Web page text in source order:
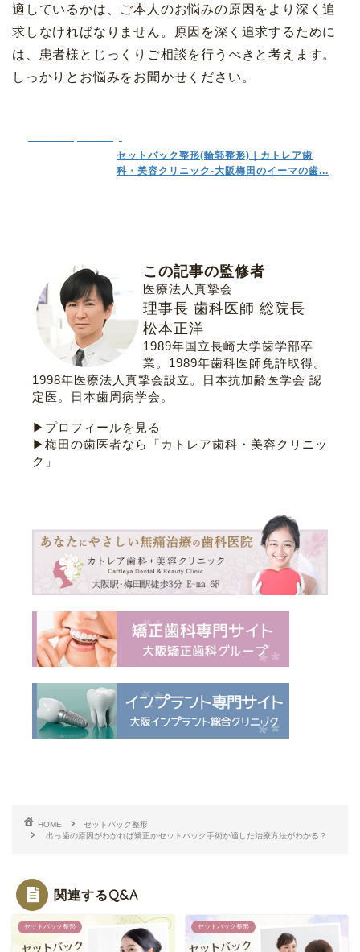
適しているかは、ご本人のお悩みの原因をより深く追
求しなければなりません。原因を深く追求するために
は、患者様とじっくりご相談を行うべきと考えます。
しっかりとお悩みをお聞かせください。
セットバック整形(輪郭整形)｜カトレア歯
科・美容クリニック-大阪梅田のイーマの歯...
この記事の監修者
医療法人真摯会
理事長 歯科医師 総院長
松本正洋
1989年国立長崎大学歯学部卒
業。1989年歯科医師免許取得。
1998年医療法人真摯会設立。
日本抗加齢医学会 認
定医 。 日本歯周病学会 。
▶プロフィールを見る
▶梅田の歯医者なら「カトレア歯科・美容クリニッ
ク」
HOME
セットバック整形
出っ歯の原因がわかれば矯正かセットバック手術か適した治療方法がわかる？
関連するQ&A
セットバック整形 セットバック整形